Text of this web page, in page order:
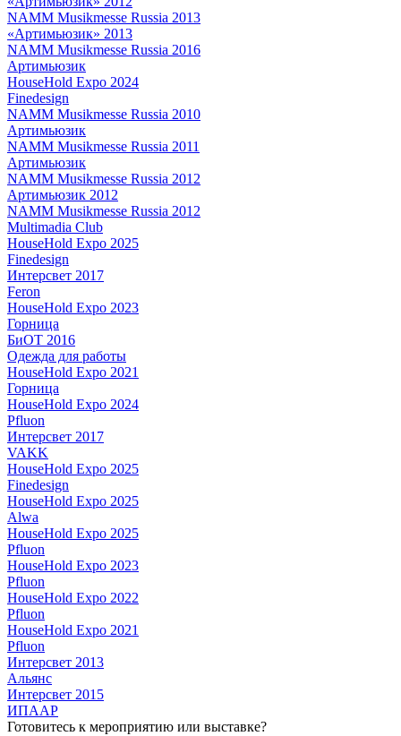
NAMM Musikmesse Russia 2013
«Артимьюзик» 2013
NAMM Musikmesse Russia 2016
Артимьюзик
HouseHold Expo 2024
Finedesign
NAMM Musikmesse Russia 2010
Артимьюзик
NAMM Musikmesse Russia 2011
Артимьюзик
NAMM Musikmesse Russia 2012
Артимьюзик 2012
NAMM Musikmesse Russia 2012
Multimadia Club
HouseHold Expo 2025
Finedesign
Интерсвет 2017
Feron
HouseHold Expo 2023
Горница
БиОТ 2016
Одежда для работы
HouseHold Expo 2021
Горница
HouseHold Expo 2024
Pfluon
Интерсвет 2017
VAKK
HouseHold Expo 2025
Finedesign
HouseHold Expo 2025
Alwa
HouseHold Expo 2025
Pfluon
HouseHold Expo 2023
Pfluon
HouseHold Expo 2022
Pfluon
HouseHold Expo 2021
Pfluon
Интерсвет 2013
Альянс
Интерсвет 2015
ИПААР
Готовитесь к мероприятию или выставке?